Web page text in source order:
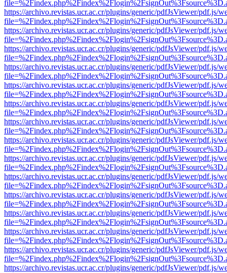
https://archivo.revistas.ucr.ac.cr/plugins/generic/pdfJsViewer/pdf.js/
https://archivo.revistas.ucr.ac.cr/plugins/generic/pdfJsViewer/pdf.js/
https://archivo.revistas.ucr.ac.cr/plugins/generic/pdfJsViewer/pdf.js/
https://archivo.revistas.ucr.ac.cr/plugins/generic/pdfJsViewer/pdf.js/
https://archivo.revistas.ucr.ac.cr/plugins/generic/pdfJsViewer/pdf.js/
https://archivo.revistas.ucr.ac.cr/plugins/generic/pdfJsViewer/pdf.js/
https://archivo.revistas.ucr.ac.cr/plugins/generic/pdfJsViewer/pdf.js/
https://archivo.revistas.ucr.ac.cr/plugins/generic/pdfJsViewer/pdf.js/
https://archivo.revistas.ucr.ac.cr/plugins/generic/pdfJsViewer/pdf.js/
https://archivo.revistas.ucr.ac.cr/plugins/generic/pdfJsViewer/pdf.js/
https://archivo.revistas.ucr.ac.cr/plugins/generic/pdfJsViewer/pdf.js/
https://archivo.revistas.ucr.ac.cr/plugins/generic/pdfJsViewer/pdf.js/
https://archivo.revistas.ucr.ac.cr/plugins/generic/pdfJsViewer/pdf.js/
https://archivo.revistas.ucr.ac.cr/plugins/generic/pdfJsViewer/pdf.js/
https://archivo.revistas.ucr.ac.cr/plugins/generic/pdfJsViewer/pdf.js/